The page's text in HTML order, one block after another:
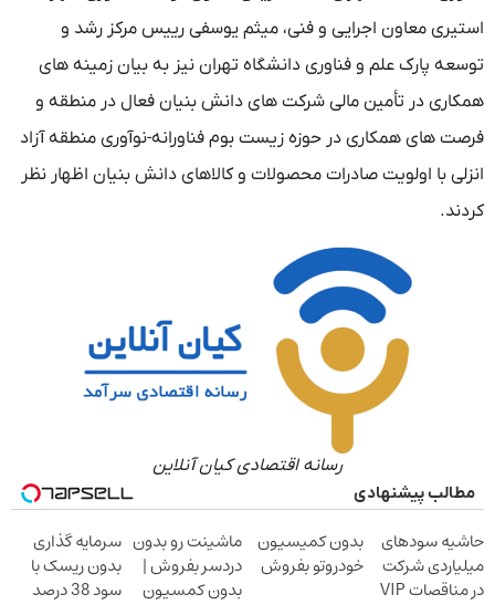
استیری معاون اجرایی و فنی، میثم یوسفی رییس مرکز رشد و
توسعه پارک علم و فناوری دانشگاه تهران نیز به بیان زمینه های
همکاری در تأمین مالی شرکت های دانش بنیان فعال در منطقه و
فرصت های همکاری در حوزه زیست بوم فناورانه-نوآوری منطقه آزاد
انزلی با اولویت صادرات محصولات و کالاهای دانش بنیان اظهار نظر
کردند.
رسانه اقتصادی کیان آنلاین
مطالب پیشنهادی
حاشیه سودهای
میلیاردی شرکت
در مناقصات VIP
بدون کمیسیون
خودروتو بفروش
ماشینت رو بدون
دردسر بفروش |
بدون کمسیون
سرمایه گذاری
بدون ریسک با
سود 38 درصد